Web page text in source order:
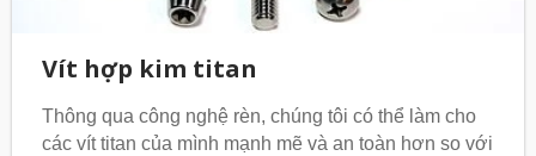
Vít hợp kim titan
Thông qua công nghệ rèn, chúng tôi có thể làm cho
các vít titan của mình mạnh mẽ và an toàn hơn so với